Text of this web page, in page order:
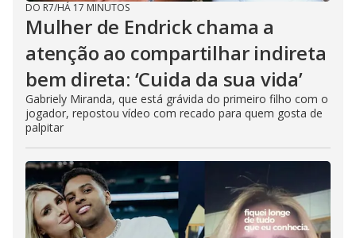
DO R7/HÁ 17 MINUTOS
Mulher de Endrick chama a
atenção ao compartilhar indireta
bem direta: ‘Cuida da sua vida’
Gabriely Miranda, que está grávida do primeiro filho com o
jogador, repostou vídeo com recado para quem gosta de
palpitar